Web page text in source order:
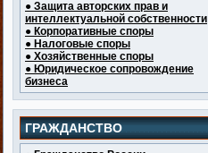
● Защита авторских прав и
интеллектуальной собственности
● Корпоративные споры
● Налоговые споры
● Хозяйственные споры
● Юридическое сопровождение
бизнеса
ГРАЖДАНСТВО